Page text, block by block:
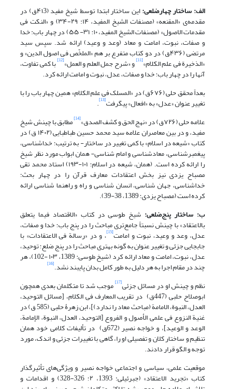
الف: ساختار چهارضلعی:
این ساختار ابتدا توسط شیخ مفید (۴۱3ق) در
مقدمه‌ی «المقنعه» (مصنفات الشیخ المفید، ۱۴: ۲۹-۳۴) و «النکت فی
مقدمات الاصول» (مصنفات الشیخ المفید، ۱۰: ۳۱- ۵۵) در چهار باب: خدا
و صفات، نبوت، امامت و معاد (وعد و وعید) ارائه شد. سپس سید
مرتضی (۴۳۶ق) در دو کتاب متفرع بر هم «الملخّص فی اصول الدین» و
«الذخیرة فی علم الکلام»[11] و «شرح جمل العلم و العمل»[12] با کمی تفاوت،
آنها را در چهار باب: خدا و صفات، عدل، نبوت و امامت ارائه کرد.
بعداً محقق حلی (۶۷۶ق) در «المسلک فی علم الکلام» همین چهار باب را با
تغییر عنوان «عدل» به «افعال» پی‎گرفت [13]
.
علامه حلی (۷۲۶ق) در «نهج الحق و کشف الصدق»
[14] مطابق با چینش شیخ
مفید، و در بین معاصران علامه سید محمد حسین طباطبایی (۱۴۰۲ ق) در
کتاب «شیعه در اسلام» با کمی تغییر در ساختار- به ترتیب: خداشناسی،
پیغمبرشناسی، معادشناسی و امام شناسی- همان ابواب مورد نظر شیخ
را ارائه کرده است. (همان، شیعه در اسلام: ۱۰۱-۱۹۳) استاد محمد تقی
مصباح یزدی نیز بخش اعتقادات معارف قرآن را در چهار بحث:
خداشناسی، جهان شناسی، انسان شناسی و راه و راهنما شناسی ارائه
کرده است (مصباح یزدی: 1389، 38-39).
ب: ساختار پنج‌ضلعی: شیخ طوسی در کتاب «الاقتصاد فیما یتعلق
بالاعتقاد» با چینش نسبتاً جامع‌تری مباحث را در پنج باب: خدا و صفات،
عدل، وعد و وعید، نبوت و امامت[15] ، و در «رسالة فی الاعتقادات» با
جابجایی جزئی و تغییر عنوان به گونه بهتری مباحث را در پنج ضلع: توحید،
عدل، نبوت، امامت و معاد ارائه کرد (شیخ طوسی: 1389، ۱۰۳ -102)، هر
چند در مقام اجرا به هر دلیل به طور کامل بدان پای‎بند نشد. [16]
نظم و چینش او در مسائل جزئی[17] موجب شد تا متکلمان بعدی همچون
ابوصلاح حلبی (447ق) در تقریب المعارف فی الکلام، [مسائل التوحید،
العدل، النبوة، الامامة (مباحث معاد را ندارد)]، ابن زهرۀ حلبی (585 ق) در
غنیة النزوع فی علمی الأصول و الفروع [التوحید، العدل، النبوة، الإمامة،
الوعد و الوعید]، و خواجه نصیر (672ق) در تألیفات کلامی خود همان
تنظیم و ساختار کلان و تفصیلی او را، گاهی با تغییرات جزئی و اندک، مورد
توجه و الگو قرار دادند.
موقعیت علمی، سیاسی و اجتماعی خواجه نصیر و ویژگی‌های تأثیرگذار
کتاب «تجرید الاعتقاد» (جبرئیلی: 1393، ۲: 326-328) و اقدامات و